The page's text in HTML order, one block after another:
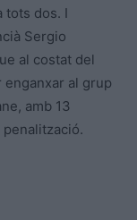
tots dos. I
Sergio
al costat del
enganxar al grup
amb 13
penalització.